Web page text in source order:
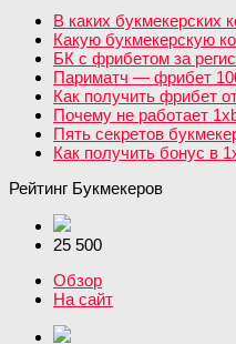
В каких букмекерских
Какую букмекерскую
БК с фрибетом за
Париматч — фрибет
Как получить фрибет
Почему не работает
Пять секретов
Как получить бонус в
Рейтинг Букмекеров
25 500
Обзор
На сайт